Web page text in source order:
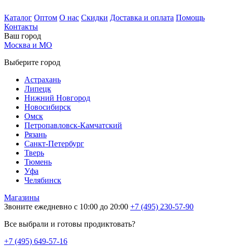
Каталог Оптом О нас Скидки Доставка и оплата Помощь
Контакты
Ваш город
Москва и МО
Выберите город
Астрахань
Липецк
Нижний Новгород
Новосибирск
Омск
Петропавловск-Камчатский
Рязань
Санкт-Петербург
Тверь
Тюмень
Уфа
Челябинск
Магазины
Звоните ежедневно с 10:00 до 20:00 +7 (495) 230-57-90
Все выбрали и готовы продиктовать?
+7 (495) 649-57-16